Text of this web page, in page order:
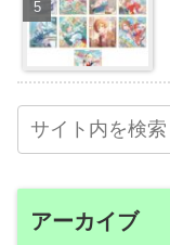
アーカイブ